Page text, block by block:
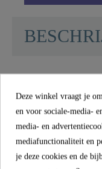
uitsteeksel
01827
Deze winkel vraagt je
en voor sociale-media-
media- en
mediafunctionaliteit en
je deze cookies en de